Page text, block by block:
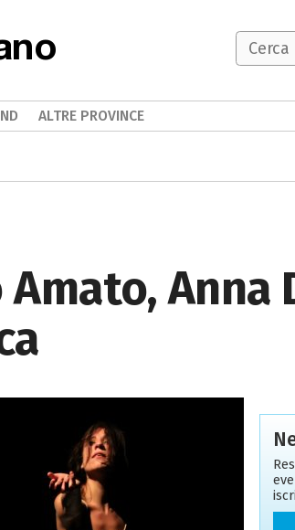
Amato, Anna
ALTRE PROVINCE